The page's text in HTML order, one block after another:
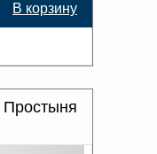
В корзину